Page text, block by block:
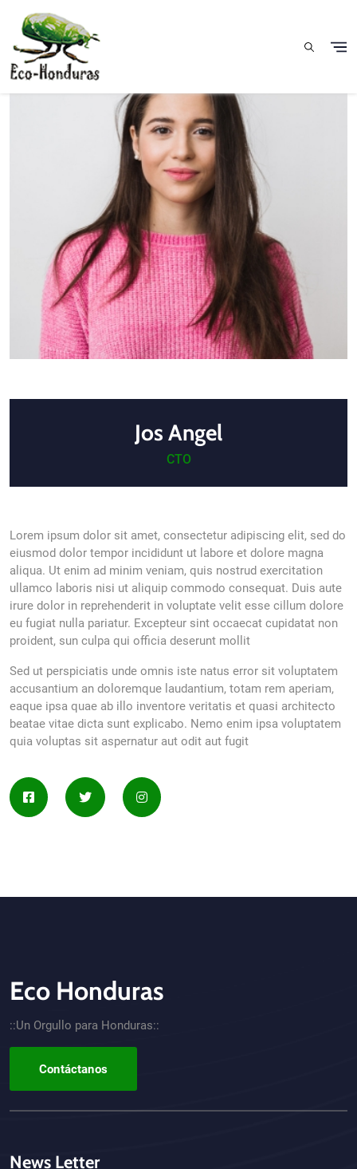
Jos Angel
CTO
Lorem ipsum dolor sit amet, consectetur adipiscing elit, sed do
eiusmod dolor tempor incididunt ut labore et dolore magna
aliqua. Ut enim ad minim veniam, quis nostrud exercitation
ullamco laboris nisi ut aliquip commodo consequat. Duis aute
irure dolor in reprehenderit in voluptate velit esse cillum dolore
eu fugiat nulla pariatur. Excepteur sint occaecat cupidatat non
proident, sun culpa qui officia deserunt mollit
Sed ut perspiciatis unde omnis iste natus error sit voluptatem
accusantium an doloremque laudantium, totam rem aperiam,
eaque ipsa quae ab illo inventore veritatis et quasi architecto
beatae vitae dicta sunt explicabo. Nemo enim ipsa voluptatem
quia voluptas sit aspernatur aut odit aut fugit
CTA - Footer
Eco Honduras
::Un Orgullo para Honduras::
Contáctanos
News Letter